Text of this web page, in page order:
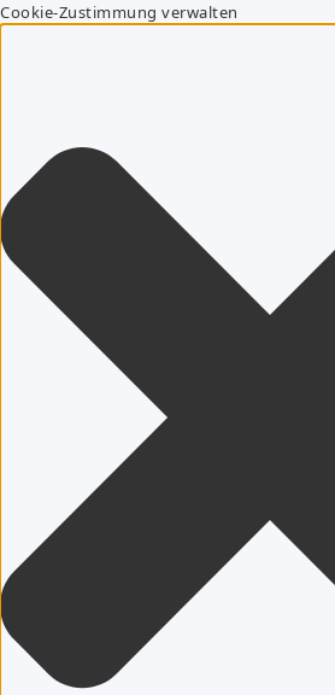
Cookie-Zustimmung verwalten